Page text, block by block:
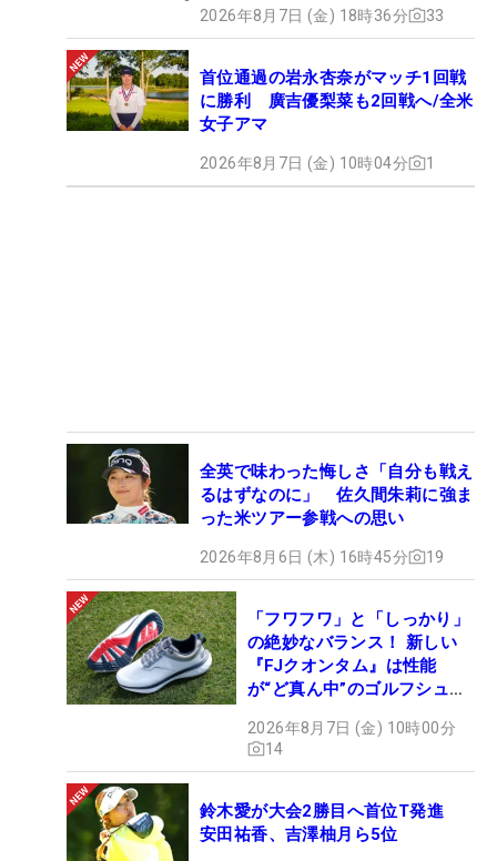
2026年8月7日 (金) 18時36分 33
首位通過の岩永杏奈がマッチ1回戦
に勝利 廣吉優梨菜も2回戦へ/全米
女子アマ
2026年8月7日 (金) 10時04分 1
全英で味わった悔しさ「自分も戦え
るはずなのに」 佐久間朱莉に強ま
った米ツアー参戦への思い
2026年8月6日 (木) 16時45分 19
「フワフワ」と「しっかり」
の絶妙なバランス！ 新しい
『FJクオンタム』は性能
が“ど真ん中”のゴルフシュー
2026年8月7日 (金) 10時00分
14
鈴木愛が大会2勝目へ首位T発進
安田祐香、吉澤柚月ら5位